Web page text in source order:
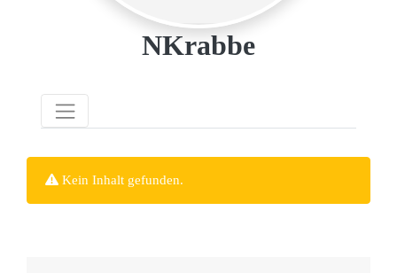
NKrabbe
Kein Inhalt gefunden.